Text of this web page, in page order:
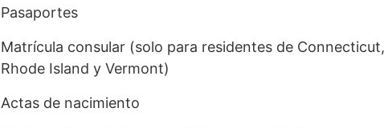
Pasaportes
Matrícula consular (solo para residentes de
Rhode Island y Vermont)
Actas de nacimiento